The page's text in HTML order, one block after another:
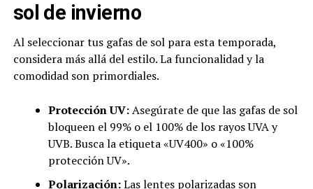
sol de invierno
Al seleccionar tus gafas de sol para esta temporada,
considera más allá del estilo. La funcionalidad y la
comodidad son primordiales.
Protección UV:Asegúrate de que las gafas de sol
bloqueen el 99% o el 100% de los rayos UVA y
UVB. Busca la etiqueta «UV400» o «100%
protección UV».
Polarización:Las lentes polarizadas son